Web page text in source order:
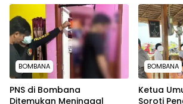
BOMBANA
PNS di Bombana
Ditemukan Meninggal
BOMBANA
Ketua
Soroti